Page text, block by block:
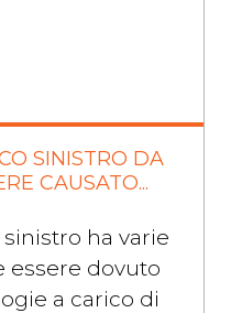
SINISTRO DA
CAUSATO...
ha varie
essere dovuto
a carico di